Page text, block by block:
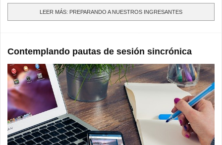
LEER MÁS: PREPARANDO A NUESTROS INGRESANTES
Contemplando pautas de sesión sincrónica